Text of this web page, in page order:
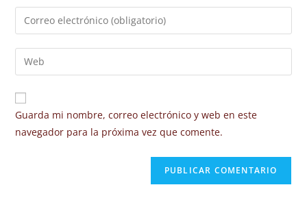
Guarda mi nombre, correo electrónico y web en este
navegador para la próxima vez que comente.